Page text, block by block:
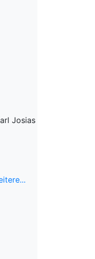
Josias von
...